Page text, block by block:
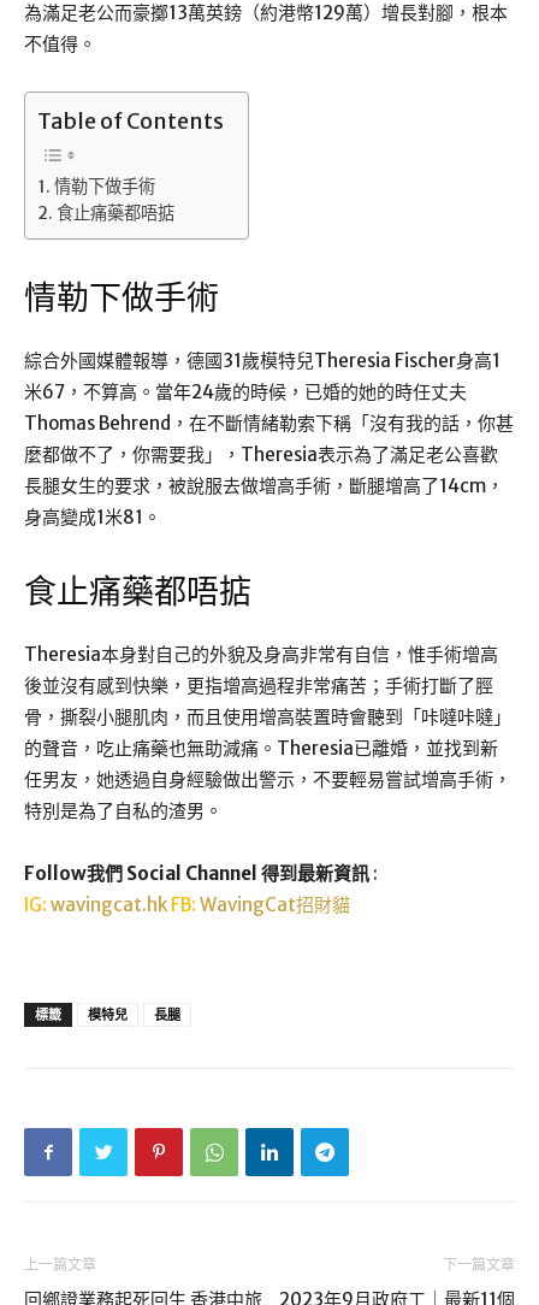
為滿足老公而豪擲13萬英鎊（約港幣129萬）增長對腳，根本
不值得。
Table of Contents
情勒下做手術
食止痛藥都唔掂
情勒下做手術
綜合外國媒體報導，德國31歲模特兒Theresia Fischer身高1
米67，不算高。當年24歲的時候，已婚的她的時任丈夫
Thomas Behrend，在不斷情緒勒索下稱「沒有我的話，你甚
麼都做不了，你需要我」，Theresia表示為了滿足老公喜歡
長腿女生的要求，被說服去做增高手術，斷腿增高了14cm，
身高變成1米81。
食止痛藥都唔掂
Theresia本身對自己的外貌及身高非常有自信，惟手術增高
後並沒有感到快樂，更指增高過程非常痛苦；手術打斷了脛
骨，撕裂小腿肌肉，而且使用增高裝置時會聽到「咔噠咔噠」
的聲音，吃止痛藥也無助減痛。Theresia已離婚，並找到新
任男友，她透過自身經驗做出警示，不要輕易嘗試增高手術，
特別是為了自私的渣男。
Follow我們 Social Channel 得到最新資訊 :
IG: wavingcat.hk FB: WavingCat招財貓
標籤 模特兒 長腿
上一篇文章
回鄉證業務起死回生 香港中旅
下一篇文章
2023年9月政府工｜最新11個